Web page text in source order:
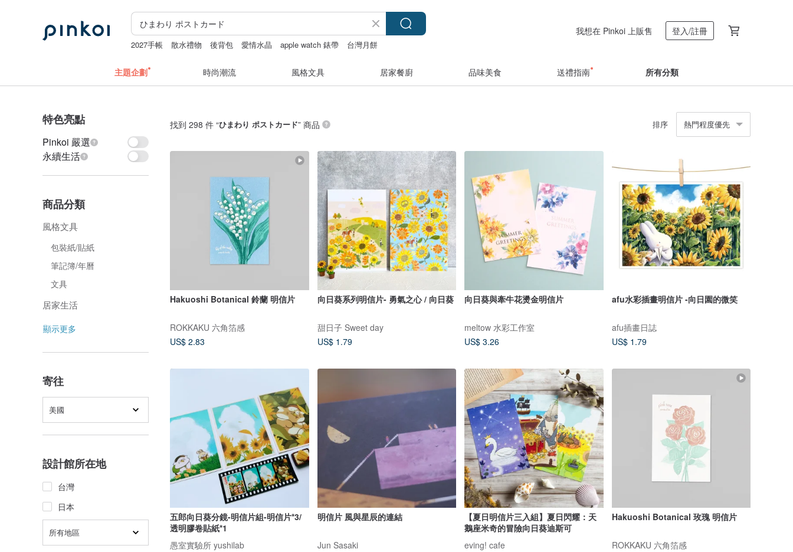
2027手帳 散水禮物 後背包 愛情水晶 apple watch 錶帶
台灣月餅
我想在 Pinkoi 上販售 登入/註冊
主題企劃 時尚潮流 風格文具 居家餐廚 品味美食 送禮指南 所有分類
特色亮點
Pinkoi 嚴選
永續生活
商品分類
風格文具
包裝紙/貼紙
筆記簿/年曆
文具
居家生活
顯示更多
寄往
美國
設計館所在地
台灣
日本
所有地區
找到 298 件 “ひまわり ポストカード” 商品 排序 熱門程度優先
Hakuoshi Botanical 鈴蘭 明信片
ROKKAKU 六角箔感
US$ 2.83
向日葵系列明信片- 勇氣之心 / 向日葵
甜日子 Sweet day
US$ 1.79
向日葵與牽牛花燙金明信片
meltow 水彩工作室
US$ 3.26
afu水彩插畫明信片 -向日園的微笑
afu插畫日誌
US$ 1.79
五郎向日葵分鏡-明信片組-明信片*3/
透明膠卷貼紙*1
愚室實驗所 yushilab
明信片 風與星辰的連結
Jun Sasaki
【夏日明信片三入組】夏日閃耀：天
鵝座米奇的冒險向日葵迪斯可
eving! cafe
Hakuoshi Botanical 玫瑰 明信片
ROKKAKU 六角箔感